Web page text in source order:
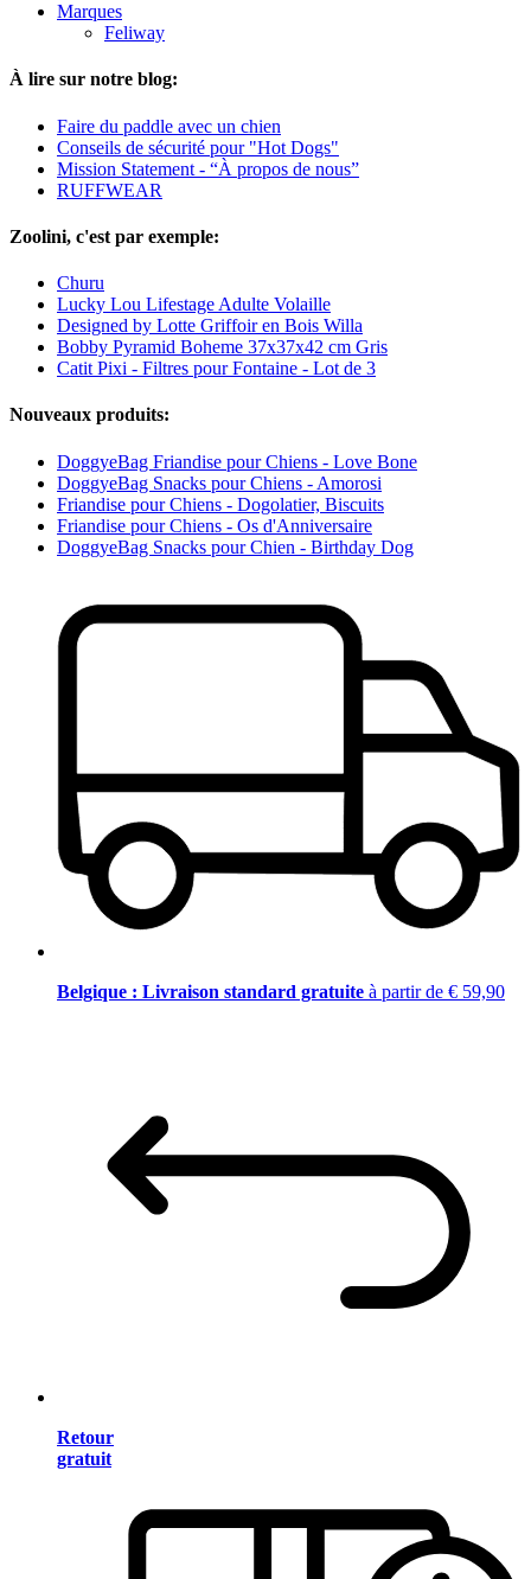
Marques
Feliway
À lire sur notre blog:
Faire du paddle avec un chien
Conseils de sécurité pour "Hot Dogs"
Mission Statement - “À propos de nous”
RUFFWEAR
Zoolini, c'est par exemple:
Churu
Lucky Lou Lifestage Adulte Volaille
Designed by Lotte Griffoir en Bois Willa
Bobby Pyramid Boheme 37x37x42 cm Gris
Catit Pixi - Filtres pour Fontaine - Lot de 3
Nouveaux produits:
DoggyeBag Friandise pour Chiens - Love Bone
DoggyeBag Snacks pour Chiens - Amorosi
Friandise pour Chiens - Dogolatier, Biscuits
Friandise pour Chiens - Os d'Anniversaire
DoggyeBag Snacks pour Chien - Birthday Dog
Belgique : Livraison standard gratuite à partir de € 59,90
Retour
gratuit